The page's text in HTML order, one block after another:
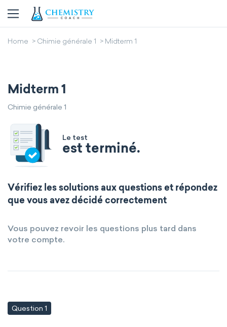
Home Chimie générale 1 Midterm 1
Midterm 1
Chimie générale 1
Le test
est terminé.
Vérifiez les solutions aux questions et répondez
que vous avez décidé correctement
Vous pouvez revoir les questions plus tard dans
votre compte.
Question 1